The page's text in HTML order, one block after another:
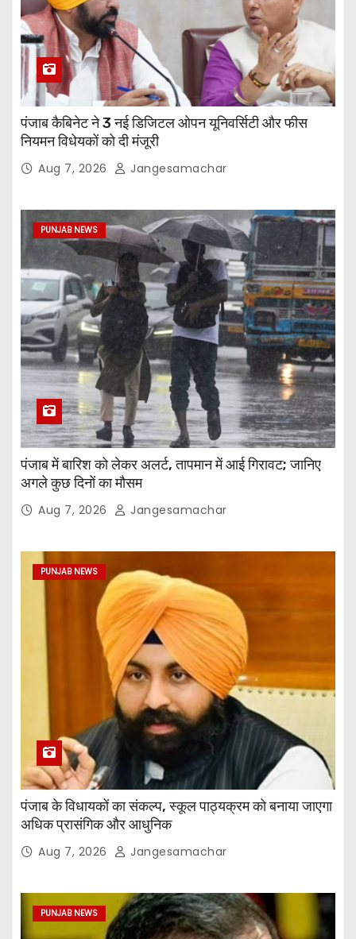
पंजाब कैबिनेट ने 3 नई डिजिटल ओपन यूनिवर्सिटी और फीस
नियमन विधेयकों को दी मंजूरी
Aug 7, 2026 Jangesamachar
PUNJAB NEWS
पंजाब में बारिश को लेकर अलर्ट, तापमान में आई गिरावट; जानिए
अगले कुछ दिनों का मौसम
Aug 7, 2026 Jangesamachar
PUNJAB NEWS
पंजाब के विधायकों का संकल्प, स्कूल पाठ्यक्रम को बनाया जाएगा
अधिक प्रासंगिक और आधुनिक
Aug 7, 2026 Jangesamachar
PUNJAB NEWS